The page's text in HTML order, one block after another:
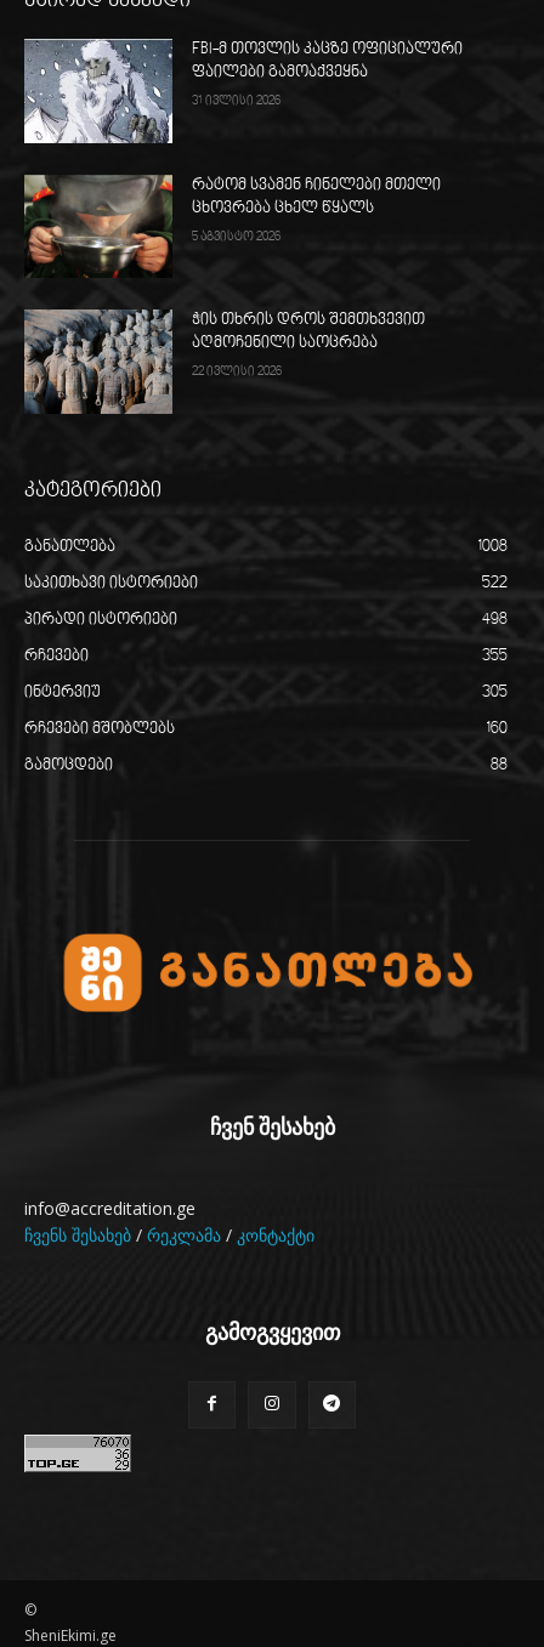
FBI-მ თოვლის კაცზე ოფიციალური
ფაილები გამოაქვეყნა
31 ივლისი 2026
რატომ სვამენ ჩინელები მთელი
ცხოვრება ცხელ წყალს
5 აგვისტო 2026
ჭის თხრის დროს შემთხვევით
აღმოჩენილი საოცრება
22 ივლისი 2026
კატეგორიები
განათლება 1008
საკითხავი ისტორიები 522
პირადი ისტორიები 498
რჩევები 355
ინტერვიუ 305
რჩევები მშობლებს 160
გამოცდები 88
ჩვენ შესახებ
info@accreditation.ge
ჩვენს შესახებ / რეკლამა / კონტაქტი
გამოგვყევით
©
SheniEkimi.ge